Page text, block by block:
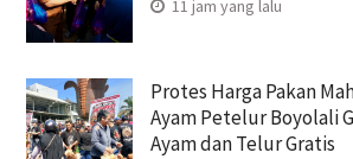
11 jam yang lalu
Protes Harga Pakan
Ayam Petelur Boyolali
Ayam dan Telur Gratis